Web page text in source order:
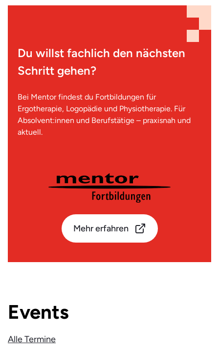
Du willst fachlich den nächsten
Schritt gehen?
Bei Mentor findest du Fortbildungen für
Ergotherapie, Logopädie und Physiotherapie. Für
Absolvent:innen und Berufstätige – praxisnah und
aktuell.
Mehr erfahren
Events
Alle Termine